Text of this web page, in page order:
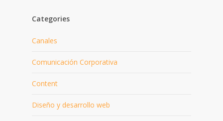
Categories
Canales
Comunicación Corporativa
Content
Diseño y desarrollo web